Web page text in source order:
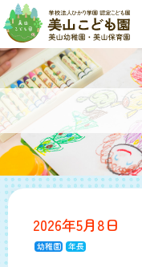
2026年5月8日
幼稚園 年長